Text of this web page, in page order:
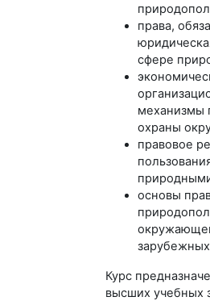
права,
сфере
механизмы
охраны
правовое
основы
Курс
высших учебных